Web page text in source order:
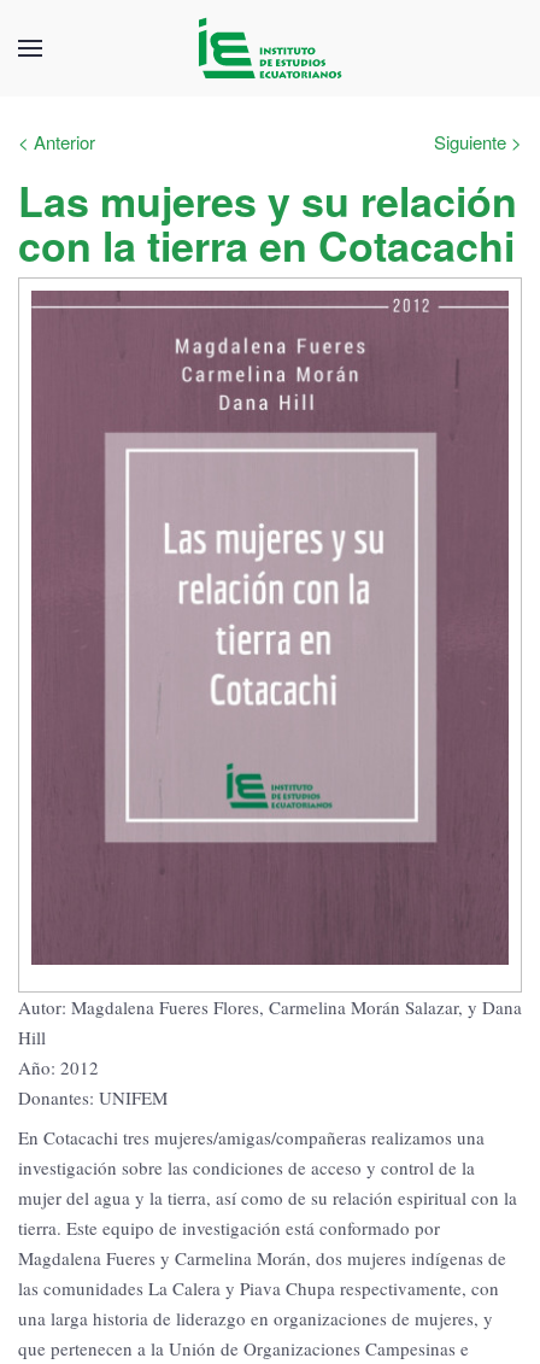
< Anterior Siguiente >
Las mujeres y su relación
con la tierra en Cotacachi
Autor: Magdalena Fueres Flores, Carmelina Morán Salazar, y Dana
Hill
Año: 2012
Donantes: UNIFEM
En Cotacachi tres mujeres/amigas/compañeras realizamos una
investigación sobre las condiciones de acceso y control de la
mujer del agua y la tierra, así como de su relación espiritual con la
tierra. Este equipo de investigación está conformado por
Magdalena Fueres y Carmelina Morán, dos mujeres indígenas de
las comunidades La Calera y Piava Chupa respectivamente, con
una larga historia de liderazgo en organizaciones de mujeres, y
que pertenecen a la Unión de Organizaciones Campesinas e